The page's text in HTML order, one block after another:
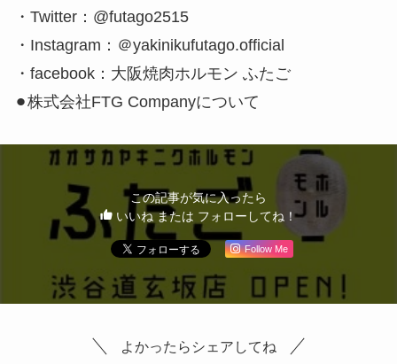
・Twitter：@futago2515
・Instagram：＠yakinikufutago.official
・facebook：大阪焼肉ホルモン ふたご
⚫︎株式会社FTG Companyについて
この記事が気に入ったら
いいね または フォローしてね！
Follow Me
よかったらシェアしてね